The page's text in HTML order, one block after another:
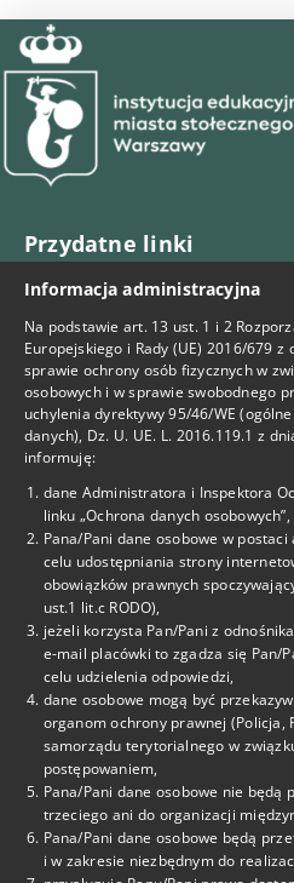
Przydatne linki
BIP
Facebook
Deklaracja Dostępności
Kontakt
tel. 22-825-69-15
tel. 22-825-69-29
tel. 725-460-302
cku1@eduwarszawa.pl
Adres
Centrum Kształcenia
Ustawicznego Nr 1
ul. Noakowskiego 6
Informacja administracyjna
Na podstawie art. 13 ust. 1 i 2
Europejskiego i Rady (UE) 2016/679
sprawie ochrony osób fizycznych w
osobowych i w sprawie swobodnego
uchylenia dyrektywy 95/46/WE
danych), Dz. U. UE. L. 2016.119.1 z
informuję:
dane Administratora i Inspektora
linku „Ochrona danych osobowych”,
Pana/Pani dane osobowe w
celu udostępniania strony
obowiązków prawnych
ust.1 lit.c RODO),
jeżeli korzysta Pan/Pani z
e-mail placówki to zgadza się Pan/
celu udzielenia odpowiedzi,
dane osobowe mogą być
organom ochrony prawnej (Policja,
samorządu terytorialnego w
postępowaniem,
Pana/Pani dane osobowe nie będą
trzeciego ani do organizacji
Pana/Pani dane osobowe będą
i w zakresie niezbędnym do